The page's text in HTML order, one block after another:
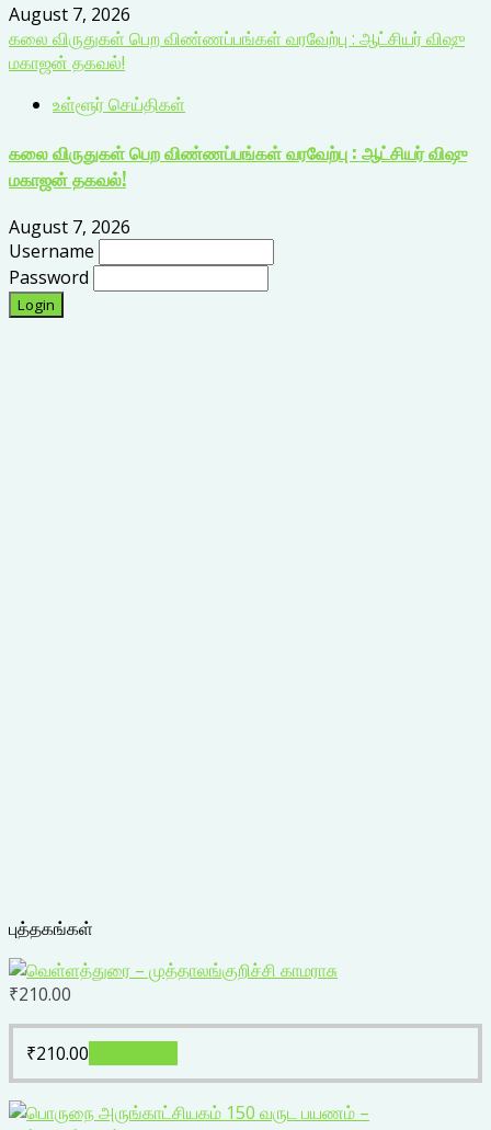
August 7, 2026
கலை விருதுகள் பெற விண்ணப்பங்கள் வரவேற்பு : ஆட்சியர் விஷு
மகாஜன் தகவல்!
உள்ளூர் செய்திகள்
கலை விருதுகள் பெற விண்ணப்பங்கள் வரவேற்பு : ஆட்சியர் விஷு
மகாஜன் தகவல்!
August 7, 2026
Username
Password
புத்தகங்கள்
₹210.00
₹210.00